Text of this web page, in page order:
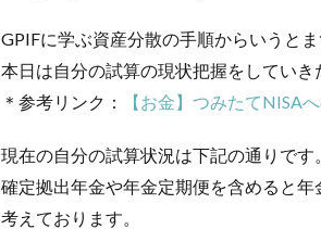
GPIFに学ぶ資産分散の手順からいうと
本日は自分の試算の現状把握をしていき
＊参考リンク：
【お金】つみたてNISA
現在の自分の試算状況は下記の通りです。
確定拠出年金や年金定期便を含めると
考えております。